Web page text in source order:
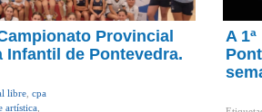
Provincial
Infantil de Pontevedra.
libre cpa
artística
A